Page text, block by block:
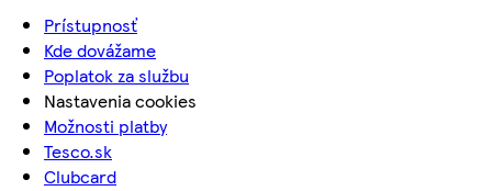
Prístupnosť
Kde dovážame
Poplatok za službu
Nastavenia cookies
Možnosti platby
Tesco.sk
Clubcard